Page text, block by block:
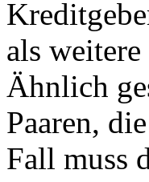
als
Ähnlich
Paaren,
Fall muss